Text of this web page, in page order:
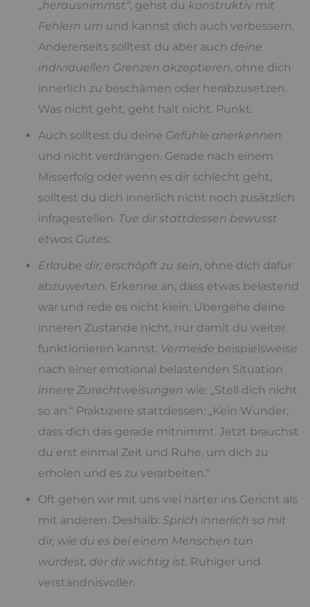
„herausnimmst“, gehst du konstruktiv mit
Fehlern um und kannst dich auch verbessern.
Andererseits solltest du aber auch deine
individuellen Grenzen akzeptieren, ohne dich
innerlich zu beschämen oder herabzusetzen.
Was nicht geht, geht halt nicht. Punkt.
Auch solltest du deine Gefühle anerkennen
und nicht verdrängen. Gerade nach einem
Misserfolg oder wenn es dir schlecht geht,
solltest du dich innerlich nicht noch zusätzlich
infragestellen. Tue dir stattdessen bewusst
etwas Gutes.
Erlaube dir, erschöpft zu sein, ohne dich dafür
abzuwerten. Erkenne an, dass etwas belastend
war und rede es nicht klein. Übergehe deine
inneren Zustände nicht, nur damit du weiter
funktionieren kannst. Vermeide beispielsweise
nach einer emotional belastenden Situation
innere Zurechtweisungen wie: „Stell dich nicht
so an.“ Praktiziere stattdessen: „Kein Wunder,
dass dich das gerade mitnimmt. Jetzt brauchst
du erst einmal Zeit und Ruhe, um dich zu
erholen und es zu verarbeiten.“
Oft gehen wir mit uns viel härter ins Gericht als
mit anderen. Deshalb: Sprich innerlich so mit
dir, wie du es bei einem Menschen tun
würdest, der dir wichtig ist. Ruhiger und
verständnisvoller.